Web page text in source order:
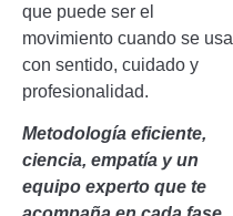
que puede ser el
movimiento cuando se usa
con sentido, cuidado y
profesionalidad.
Metodología eficiente,
ciencia, empatía y un
equipo experto que te